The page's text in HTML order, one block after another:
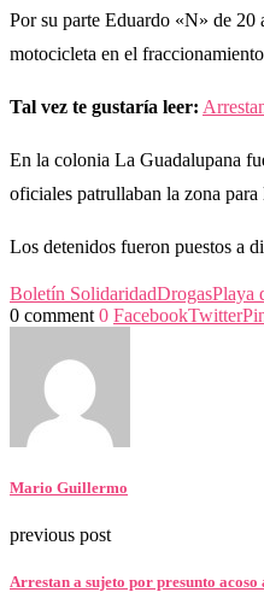
Por su parte Eduardo «N» de 20
motocicleta en el
Tal vez te gustaría leer:
En la colonia La Guadalupana
oficiales patrullaban la zona
Los detenidos fueron puestos a
Boletín SolidaridadDrogasPlaya
0 comment 0 FacebookTwitter
Mario Guillermo
previous post
Arrestan a sujeto por presunto